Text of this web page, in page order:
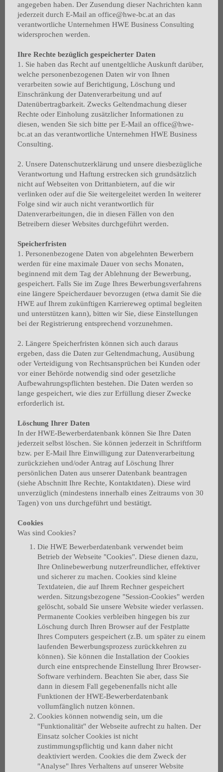
angegeben haben. Der Zusendung dieser Nachrichten kann
jederzeit durch E-Mail an office@hwe-bc.at an das
verantwortliche Unternehmen HWE Business Consulting
widersprochen werden.
Ihre Rechte bezüglich gespeicherter Daten
1. Sie haben das Recht auf unentgeltliche Auskunft darüber,
welche personenbezogenen Daten wir von Ihnen
verarbeiten sowie auf Berichtigung, Löschung und
Einschränkung der Datenverarbeitung und auf
Datenübertragbarkeit. Zwecks Geltendmachung dieser
Rechte oder Einholung zusätzlicher Informationen zu
diesen, wenden Sie sich bitte per E-Mail an office@hwe-
bc.at an das verantwortliche Unternehmen HWE Business
Consulting.
2. Unsere Datenschutzerklärung und unsere diesbezügliche
Verantwortung und Haftung erstrecken sich grundsätzlich
nicht auf Webseiten von Drittanbietern, auf die wir
verlinken oder auf die Sie weitergeleitet werden In weiterer
Folge sind wir auch nicht verantwortlich für
Datenverarbeitungen, die in diesen Fällen von den
Betreibern dieser Websites durchgeführt werden.
Speicherfristen
1. Personenbezogene Daten von abgelehnten Bewerbern
werden für eine maximale Dauer von sechs Monaten,
beginnend mit dem Tag der Ablehnung der Bewerbung,
gespeichert. Falls Sie im Zuge Ihres Bewerbungsverfahrens
eine längere Speicherdauer bevorzugen (etwa damit Sie die
HWE auf Ihrem zukünftigen Karriereweg optimal begleiten
und unterstützen kann), bitten wir Sie, diese Einstellungen
bei der Registrierung entsprechend vorzunehmen.
2. Längere Speicherfristen können sich auch daraus
ergeben, dass die Daten zur Geltendmachung, Ausübung
oder Verteidigung von Rechtsansprüchen bei Kunden oder
vor einer Behörde notwendig sind oder gesetzliche
Aufbewahrungspflichten bestehen. Die Daten werden so
lange gespeichert, wie dies zur Erfüllung dieser Zwecke
erforderlich ist.
Löschung Ihrer Daten
In der HWE-Bewerberdatenbank können Sie Ihre Daten
jederzeit selbst löschen. Sie können jederzeit in Schriftform
bzw. per E-Mail Ihre Einwilligung zur Datenverarbeitung
zurückziehen und/oder Antrag auf Löschung Ihrer
persönlichen Daten aus unserer Datenbank beantragen
(siehe Abschnitt Ihre Rechte, Kontaktdaten). Diese wird
unverzüglich (mindestens innerhalb eines Zeitraums von 30
Tagen) von uns durchgeführt und bestätigt.
Cookies
Was sind Cookies?
Die HWE Bewerberdatenbank verwendet beim
Betrieb der Webseite "Cookies". Diese dienen dazu,
Ihre Onlinebewerbung nutzerfreundlicher, effektiver
und sicherer zu machen. Cookies sind kleine
Textdateien, die auf Ihrem Rechner gespeichert
werden. Sitzungsbezogene "Session-Cookies" werden
gelöscht, sobald Sie unsere Website wieder verlassen.
Permanente Cookies verbleiben hingegen bis zur
Löschung durch Ihren Browser auf der Festplatte
Ihres Computers gespeichert (z.B. um später zu einem
laufenden Bewerbungsprozess zurückkehren zu
können). Sie können die Installation der Cookies
durch eine entsprechende Einstellung Ihrer Browser-
Software verhindern. Beachten Sie aber, dass Sie
dann in diesem Fall gegebenenfalls nicht alle
Funktionen der HWE-Bewerberdatenbank
vollumfänglich nutzen können.
Cookies können notwendig sein, um die
"Funktionalität" der Webseite aufrecht zu halten. Der
Einsatz solcher Cookies ist nicht
zustimmungspflichtig und kann daher nicht
deaktiviert werden. Cookies die dem Zweck der
"Analyse" Ihres Verhaltens auf unserer Website